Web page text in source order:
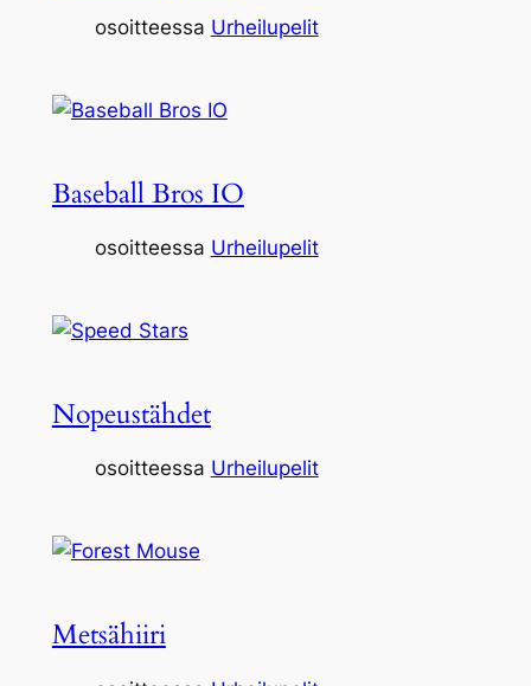
osoitteessa Urheilupelit
Baseball Bros IO
osoitteessa Urheilupelit
Nopeustähdet
osoitteessa Urheilupelit
Metsähiiri